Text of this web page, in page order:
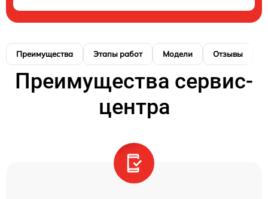
Преимущества Этапы работ Модели Отзывы
Преимущества сервис-
центра